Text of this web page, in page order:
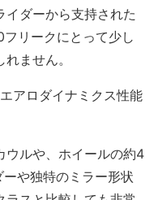
ダーから支持された
リークにとって少し
ません。
アロダイナミクス性能
ウルや、ホイールの約4
や独特のミラー形状